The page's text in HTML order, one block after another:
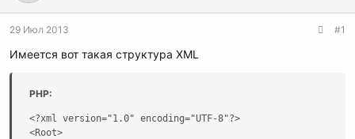
ы
а
29 Июл 2013 #1
Имеется вот такая структура XML
PHP:
<?xml version="1.0" encoding="UTF-8"?>
<Root>